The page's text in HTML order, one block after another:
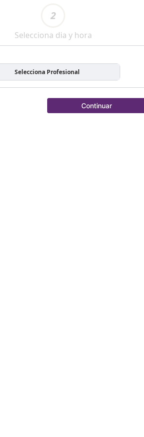
2
Selecciona dia y hora
Selecciona Profesional
Continuar